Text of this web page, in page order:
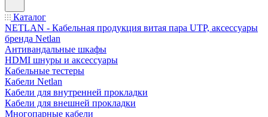
Каталог
NETLAN - Кабельная продукция витая пара UTP, аксессуары
бренда Netlan
Антивандальные шкафы
HDMI шнуры и аксессуары
Кабельные тестеры
Кабели Netlan
Кабели для внутренней прокладки
Кабели для внешней прокладки
Многопарные кабели